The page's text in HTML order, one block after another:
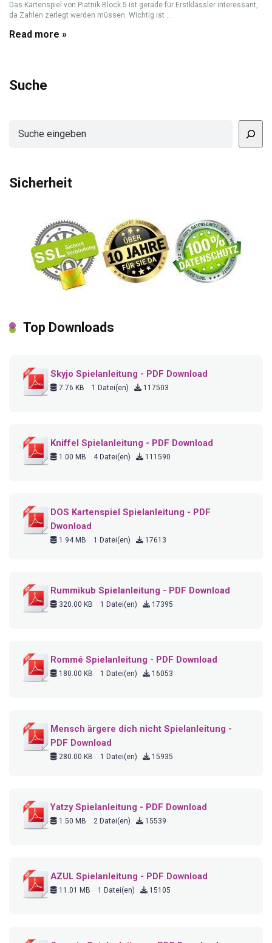
Das Kartenspiel von Piatnik Block 5 ist gerade für Erstklässler interessant,
da Zahlen zerlegt werden müssen. Wichtig ist ...
Read more »
Suche
Sicherheit
Top Downloads
Skyjo Spielanleitung - PDF Download
7.76 KB 1 Datei(en) 117503
Kniffel Spielanleitung - PDF Download
1.00 MB 4 Datei(en) 111590
DOS Kartenspiel Spielanleitung - PDF
Dwonload
1.94 MB 1 Datei(en) 17613
Rummikub Spielanleitung - PDF Download
320.00 KB 1 Datei(en) 17395
Rommé Spielanleitung - PDF Download
180.00 KB 1 Datei(en) 16053
Mensch ärgere dich nicht Spielanleitung -
PDF Download
280.00 KB 1 Datei(en) 15935
Yatzy Spielanleitung - PDF Download
1.50 MB 2 Datei(en) 15539
AZUL Spielanleitung - PDF Download
11.01 MB 1 Datei(en) 15105